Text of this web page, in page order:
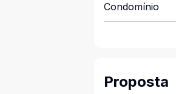
Condomínio
Proposta